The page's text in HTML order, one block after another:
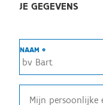
JE GEGEVENS
NAAM *